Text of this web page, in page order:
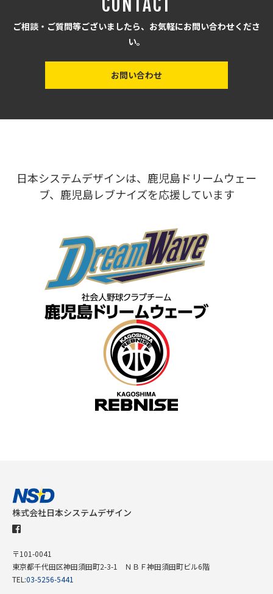
CONTACT
ご相談・ご質問等ございましたら、お気軽にお問い合わせくださ
い。
お問い合わせ
日本システムデザインは、鹿児島ドリームウェー
ブ、鹿児島レブナイズを応援しています
株式会社日本システムデザイン
〒101-0041
東京都千代田区神田須田町2-3-1 ＮＢＦ神田須田町ビル6階
TEL:03-5256-5441